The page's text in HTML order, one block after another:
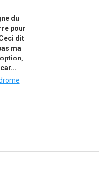
du
pour
dit
ma